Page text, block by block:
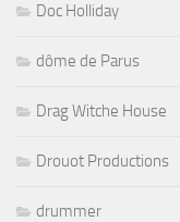
Doc Holliday
dôme de Parus
Drag Witche House
Drouot Productions
drummer